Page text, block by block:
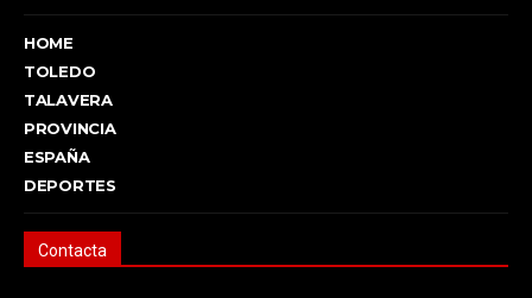
HOME
TOLEDO
TALAVERA
PROVINCIA
ESPAÑA
DEPORTES
Contacta